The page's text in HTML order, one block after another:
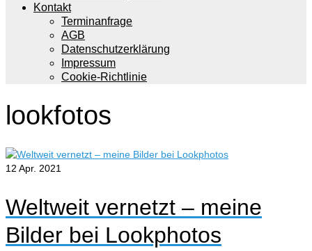
Kontakt
Terminanfrage
AGB
Datenschutzerklärung
Impressum
Cookie-Richtlinie
lookfotos
12 Apr. 2021
Weltweit vernetzt – meine
Bilder bei Lookphotos